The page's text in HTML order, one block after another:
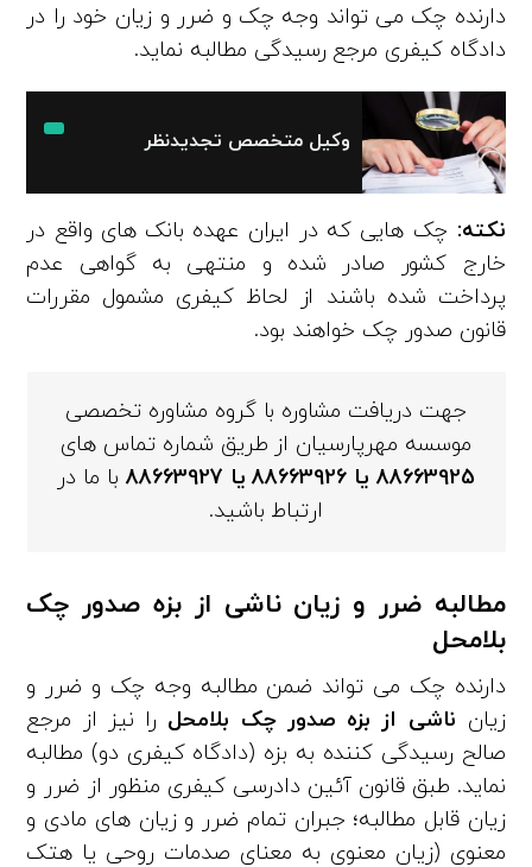
دارنده چک می­ تواند وجه چک و ضرر و زیان خود را در
دادگاه کیفری مرجع رسیدگی مطالبه نماید.
وکیل متخصص تجدیدنظر
نکته: چک­ هایی که در ایران عهده بانک­ های واقع در
خارج کشور صادر شده و منتهی به گواهی عدم
پرداخت شده باشند از لحاظ کیفری مشمول مقررات
قانون صدور چک خواهند بود.
جهت دریافت مشاوره با گروه مشاوره تخصصی
موسسه مهرپارسیان از طریق شماره تماس های
88663925 یا 88663926یا 88663927با ما در
ارتباط باشید.
مطالبه ضرر و زیان ناشی از بزه صدور چک
بلامحل
دارنده چک می­ تواند ضمن مطالبه وجه چک و ضرر و
زیان ناشی از بزه صدور چک بلامحل را نیز از مرجع
صالح رسیدگی کننده به بزه (دادگاه کیفری دو) مطالبه
نماید. طبق قانون آئین­ دادرسی کیفری منظور از ضرر و
زیان قابل مطالبه؛ جبران تمام ضرر و زیان­ های مادی و
معنوی (زیان معنوی به معنای صدمات روحی یا هتک